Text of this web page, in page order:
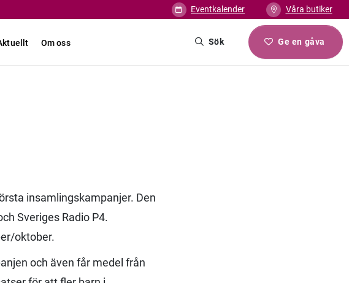
Eventkalender Våra butiker
Om oss Sök Ge en gåva
insamlingskampanjer. Den
Sveriges Radio P4.
oktober.
och även får medel från